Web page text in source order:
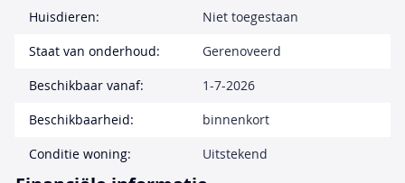
Huisdieren:
Niet toegestaan
Staat van onderhoud:
Gerenoveerd
Beschikbaar vanaf:
1-7-2026
Beschikbaarheid:
binnenkort
Conditie woning:
Uitstekend